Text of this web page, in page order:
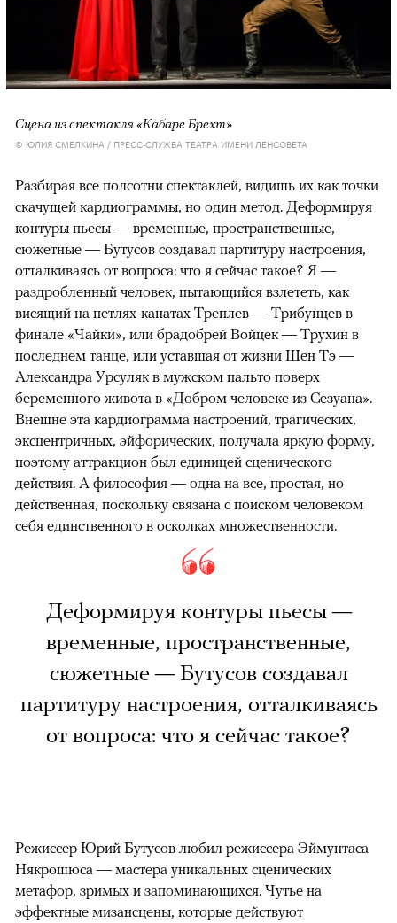
Сцена из спектакля «Кабаре Брехт»
© ЮЛИЯ СМЕЛКИНА / ПРЕСС-СЛУЖБА ТЕАТРА ИМЕНИ ЛЕНСОВЕТА
Разбирая все полсотни спектаклей, видишь их как точки
скачущей кардиограммы, но один метод. Деформируя
контуры пьесы — временные, пространственные,
сюжетные — Бутусов создавал партитуру настроения,
отталкиваясь от вопроса: что я сейчас такое? Я —
раздробленный человек, пытающийся взлететь, как
висящий на петлях-канатах Треплев — Трибунцев в
финале «Чайки», или брадобрей Войцек — Трухин в
последнем танце, или уставшая от жизни Шен Тэ —
Александра Урсуляк в мужском пальто поверх
беременного живота в «Добром человеке из Сезуана».
Внешне эта кардиограмма настроений, трагических,
эксцентричных, эйфорических, получала яркую форму,
поэтому аттракцион был единицей сценического
действия. А философия — одна на все, простая, но
действенная, поскольку связана с поиском человеком
себя единственного в осколках множественности.
Деформируя контуры пьесы —
временные, пространственные,
сюжетные — Бутусов создавал
партитуру настроения, отталкиваясь
от вопроса: что я сейчас такое?
Режиссер Юрий Бутусов любил режиссера Эймунтаса
Някрошюса — мастера уникальных сценических
метафор, зримых и запоминающихся. Чутье на
эффектные мизансцены, которые действуют